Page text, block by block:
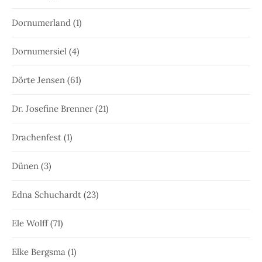
Dornumerland (1)
Dornumersiel (4)
Dörte Jensen (61)
Dr. Josefine Brenner(21)
Drachenfest (1)
Dünen (3)
Edna Schuchardt (23)
Ele Wolff(71)
Elke Bergsma (1)